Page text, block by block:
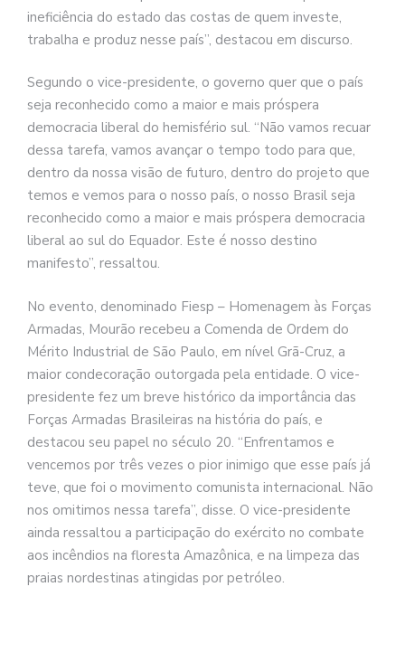
ineficiência do estado das costas de quem investe,
trabalha e produz nesse país”, destacou em discurso.
Segundo o vice-presidente, o governo quer que o país
seja reconhecido como a maior e mais próspera
democracia liberal do hemisfério sul. “Não vamos recuar
dessa tarefa, vamos avançar o tempo todo para que,
dentro da nossa visão de futuro, dentro do projeto que
temos e vemos para o nosso país, o nosso Brasil seja
reconhecido como a maior e mais próspera democracia
liberal ao sul do Equador. Este é nosso destino
manifesto”, ressaltou.
No evento, denominado Fiesp – Homenagem às Forças
Armadas, Mourão recebeu a Comenda de Ordem do
Mérito Industrial de São Paulo, em nível Grã-Cruz, a
maior condecoração outorgada pela entidade. O vice-
presidente fez um breve histórico da importância das
Forças Armadas Brasileiras na história do país, e
destacou seu papel no século 20. “Enfrentamos e
vencemos por três vezes o pior inimigo que esse país já
teve, que foi o movimento comunista internacional. Não
nos omitimos nessa tarefa”, disse. O vice-presidente
ainda ressaltou a participação do exército no combate
aos incêndios na floresta Amazônica, e na limpeza das
praias nordestinas atingidas por petróleo.